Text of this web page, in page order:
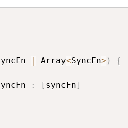
Array<SyncFn> )
{
: [ syncFn]